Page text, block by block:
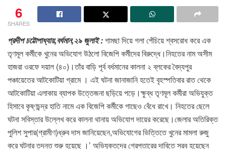
6
SHARES
প্রদীপ চট্টোপাধ্যায়,বর্ধমান,২৯ জুলাই :গামছা দিয়ে গলা পেঁচিয়ে শ্বসরোধ করে এক
তৃণমূল কর্মীকে খুনের অভিযোগ উঠলো বিজেপি কর্মীদের বিরুদ্ধে।নিহতের নাম অসীম
হাজরা ওরফে দয়াল (৪০)।তাঁর বাড়ি পূর্ব বর্ধমানের কালনা ২ ব্লকের বৈদ্যপুর
পঞ্চায়েতের আটকোটিয়া গ্রামে । এই ঘটনা জানাজানি হতেই বৃহস্পতিবার রাত থেকে
আটকোটিয়া এলাকায় ব্যাপক উত্তেজনা ছড়িয়ে পড়ে।ক্ষুব্ধ তৃণমূল কর্মীরা অভিযুক্ত
হিসাবে কৃষ্ণচন্দ্র হাতি নামে এক বিজেপি কর্মীকে গাছেও বেঁধে রাখে। নিহতের ছেলে
ঘটনা সবিস্তার উল্লেখ করে কালনা থানায় অভিযোগ দায়ের করেছে।জেলার অতিরিক্ত
পুলিশ সুপার(গ্রামীণ)ধ্রুব দাস জানিয়েছেন,অভিযোগের ভিত্তিতে খুনের মামলা রুজু
করে ঘটনার তদন্ত শুরু হয়েছে ।’ অভিযুক্তদের গ্রেপ্তারের দাবিতে সরব হয়েছেন